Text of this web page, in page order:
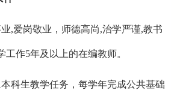
,爱岗敬业，师德高尚,治学严谨,教书
工作5年及以上的在编教师。
科生教学任务，每学年完成公共基础